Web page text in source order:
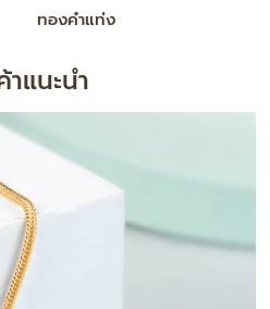
กำไล / สร้อยข้อมือ
แนะนำ